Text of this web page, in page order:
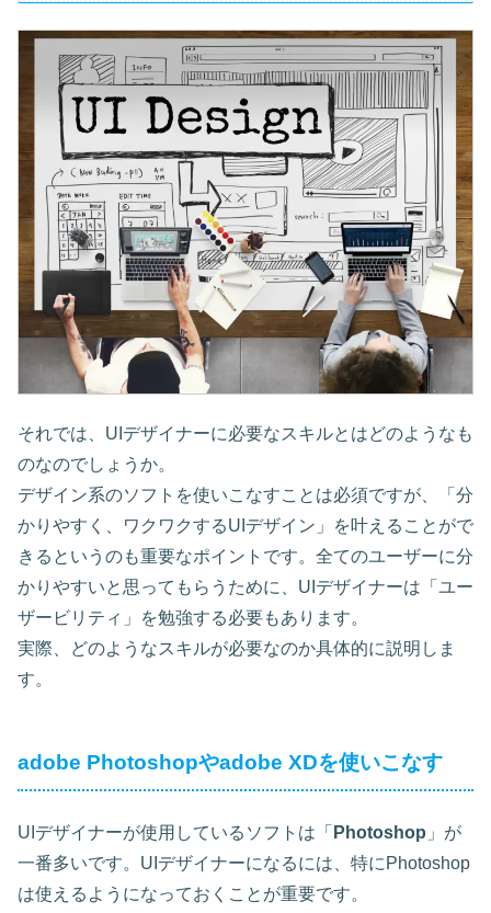
それでは、UIデザイナーに必要なスキルとはどのようなも
のなのでしょうか。
デザイン系のソフトを使いこなすことは必須ですが、「分
かりやすく、ワクワクするUIデザイン」を叶えることがで
きるというのも重要なポイントです。全てのユーザーに分
かりやすいと思ってもらうために、UIデザイナーは「ユー
ザービリティ」を勉強する必要もあります。
実際、どのようなスキルが必要なのか具体的に説明しま
す。
adobe Photoshopやadobe XDを使いこなす
UIデザイナーが使用しているソフトは「 Photoshop 」が
一番多いです。UIデザイナーになるには、特にPhotoshop
は使えるようになっておくことが重要です。